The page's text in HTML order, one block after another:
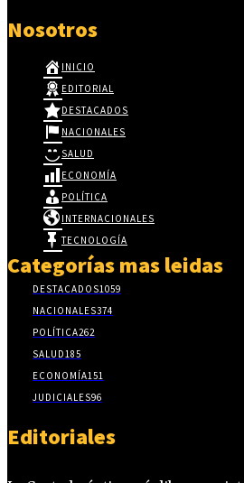
Nosotros
INICIO
EDITORIAL
DESTACADOS
NACIONALES
SALUD
ECONOMÍA
POLÍTICA
INTERNACIONALES
TECNOLOGÍA
Categorías mas leidas
DESTACADOS1059
NACIONALES374
POLÍTICA262
SALUD185
ECONOMÍA151
JUDICIALES96
Editoriales